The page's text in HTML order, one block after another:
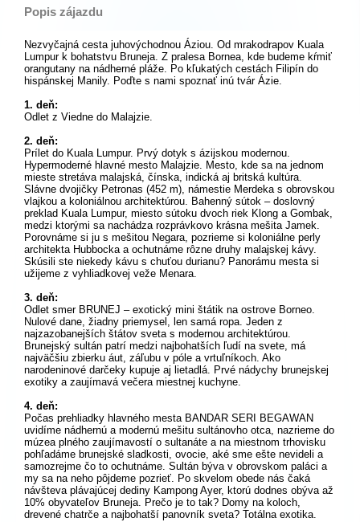
Popis zájazdu
Nezvyčajná cesta juhovýchodnou Áziou. Od mrakodrapov Kuala
Lumpur k bohatstvu Bruneja. Z pralesa Bornea, kde budeme kŕmiť
orangutany na nádherné pláže. Po kľukatých cestách Filipín do
hispánskej Manily. Poďte s nami spoznať inú tvár Ázie.
1. deň:
Odlet z Viedne do Malajzie.
2. deň:
Prílet do Kuala Lumpur. Prvý dotyk s ázijskou modernou.
Hypermoderné hlavné mesto Malajzie. Mesto, kde sa na jednom
mieste stretáva malajská, čínska, indická aj britská kultúra.
Slávne dvojičky Petronas (452 m), námestie Merdeka s obrovskou
vlajkou a koloniálnou architektúrou. Bahenný sútok – doslovný
preklad Kuala Lumpur, miesto sútoku dvoch riek Klong a Gombak,
medzi ktorými sa nachádza rozprávkovo krásna mešita Jamek.
Porovnáme si ju s mešitou Negara, pozrieme si koloniálne perly
architekta Hubbocka a ochutnáme rôzne druhy malajskej kávy.
Skúsili ste niekedy kávu s chuťou durianu? Panorámu mesta si
užijeme z vyhliadkovej veže Menara.
3. deň:
Odlet smer BRUNEJ – exotický mini štátik na ostrove Borneo.
Nulové dane, žiadny priemysel, len samá ropa. Jeden z
najzazobanejších štátov sveta s modernou architektúrou.
Brunejský sultán patrí medzi najbohatších ľudí na svete, má
najväčšiu zbierku áut, záľubu v póle a vrtuľníkoch. Ako
narodeninové darčeky kupuje aj lietadlá. Prvé nádychy brunejskej
exotiky a zaujímavá večera miestnej kuchyne.
4. deň:
Počas prehliadky hlavného mesta BANDAR SERI BEGAWAN
uvidíme nádhernú a modernú mešitu sultánovho otca, nazrieme do
múzea plného zaujímavostí o sultanáte a na miestnom trhovisku
pohľadáme brunejské sladkosti, ovocie, aké sme ešte nevideli a
samozrejme čo to ochutnáme. Sultán býva v obrovskom paláci a
my sa na neho pôjdeme pozrieť. Po skvelom obede nás čaká
návšteva plávajúcej dediny Kampong Ayer, ktorú dodnes obýva až
10% obyvateľov Bruneja. Prečo je to tak? Domy na koloch,
drevené chatrče a najbohatší panovník sveta? Totálna exotika.